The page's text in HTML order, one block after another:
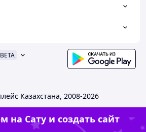
BETA
Казахстана, 2008-2026
на Сату и создать сайт